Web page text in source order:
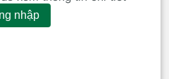
nhập